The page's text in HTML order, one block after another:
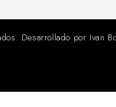
Desarrollado por Ivan